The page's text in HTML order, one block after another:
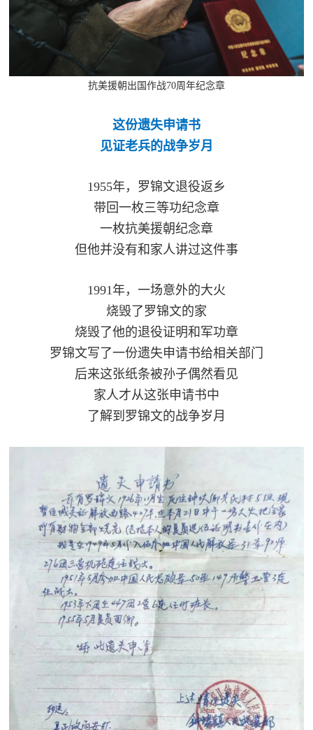
抗美援朝出国作战70周年纪念章
这份遗失申请书
见证老兵的战争岁月
1955年，罗锦文退役返乡
带回一枚三等功纪念章
一枚抗美援朝纪念章
但他并没有和家人讲过这件事
1991年，一场意外的大火
烧毁了罗锦文的家
烧毁了他的退役证明和军功章
罗锦文写了一份遗失申请书给相关部门
后来这张纸条被孙子偶然看见
家人才从这张申请书中
了解到罗锦文的战争岁月